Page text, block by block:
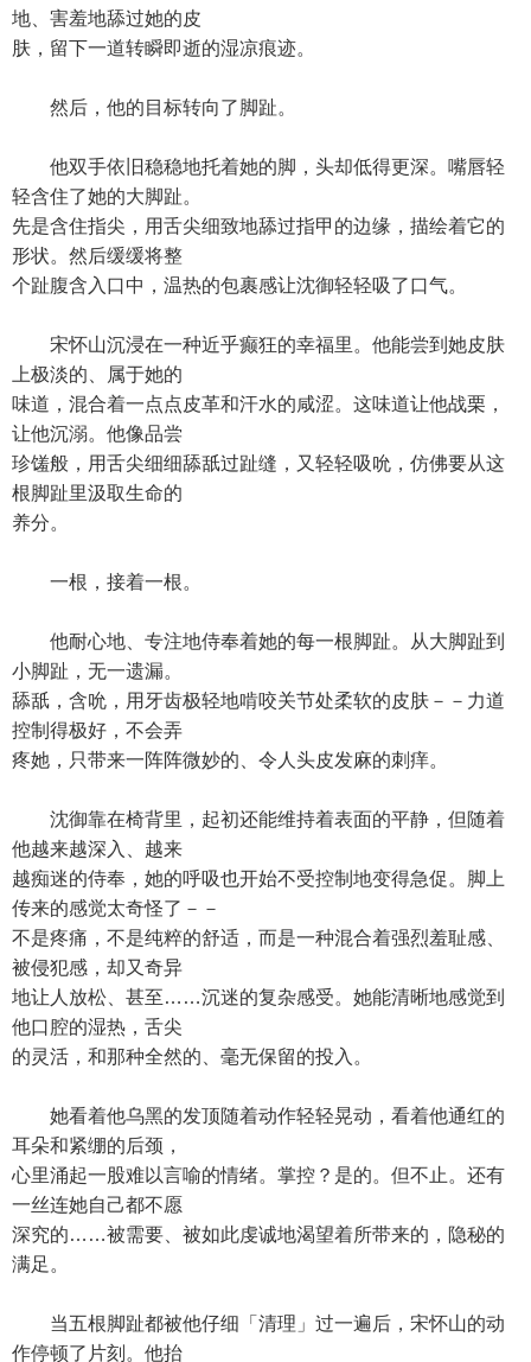
地、害羞地舔过她的皮
肤，留下一道转瞬即逝的湿凉痕迹。
然后，他的目标转向了脚趾。
他双手依旧稳稳地托着她的脚，头却低得更深。嘴唇轻
轻含住了她的大脚趾。
先是含住指尖，用舌尖细致地舔过指甲的边缘，描绘着它的
形状。然后缓缓将整
个趾腹含入口中，温热的包裹感让沈御轻轻吸了口气。
宋怀山沉浸在一种近乎癫狂的幸福里。他能尝到她皮肤
上极淡的、属于她的
味道，混合着一点点皮革和汗水的咸涩。这味道让他战栗，
让他沉溺。他像品尝
珍馐般，用舌尖细细舔舐过趾缝，又轻轻吸吮，仿佛要从这
根脚趾里汲取生命的
养分。
一根，接着一根。
他耐心地、专注地侍奉着她的每一根脚趾。从大脚趾到
小脚趾，无一遗漏。
舔舐，含吮，用牙齿极轻地啃咬关节处柔软的皮肤－－力道
控制得极好，不会弄
疼她，只带来一阵阵微妙的、令人头皮发麻的刺痒。
沈御靠在椅背里，起初还能维持着表面的平静，但随着
他越来越深入、越来
越痴迷的侍奉，她的呼吸也开始不受控制地变得急促。脚上
传来的感觉太奇怪了－－
不是疼痛，不是纯粹的舒适，而是一种混合着强烈羞耻感、
被侵犯感，却又奇异
地让人放松、甚至……沉迷的复杂感受。她能清晰地感觉到
他口腔的湿热，舌尖
的灵活，和那种全然的、毫无保留的投入。
她看着他乌黑的发顶随着动作轻轻晃动，看着他通红的
耳朵和紧绷的后颈，
心里涌起一股难以言喻的情绪。掌控？是的。但不止。还有
一丝连她自己都不愿
深究的……被需要、被如此虔诚地渴望着所带来的，隐秘的
满足。
当五根脚趾都被他仔细「清理」过一遍后，宋怀山的动
作停顿了片刻。他抬